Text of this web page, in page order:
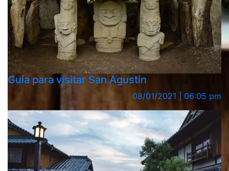
Manoushe: pizzas libanesas
Manoushe: pizzas libanesas de zaatar
Guía para visitar San Agustín
08/01/2021 | 06:05 pm